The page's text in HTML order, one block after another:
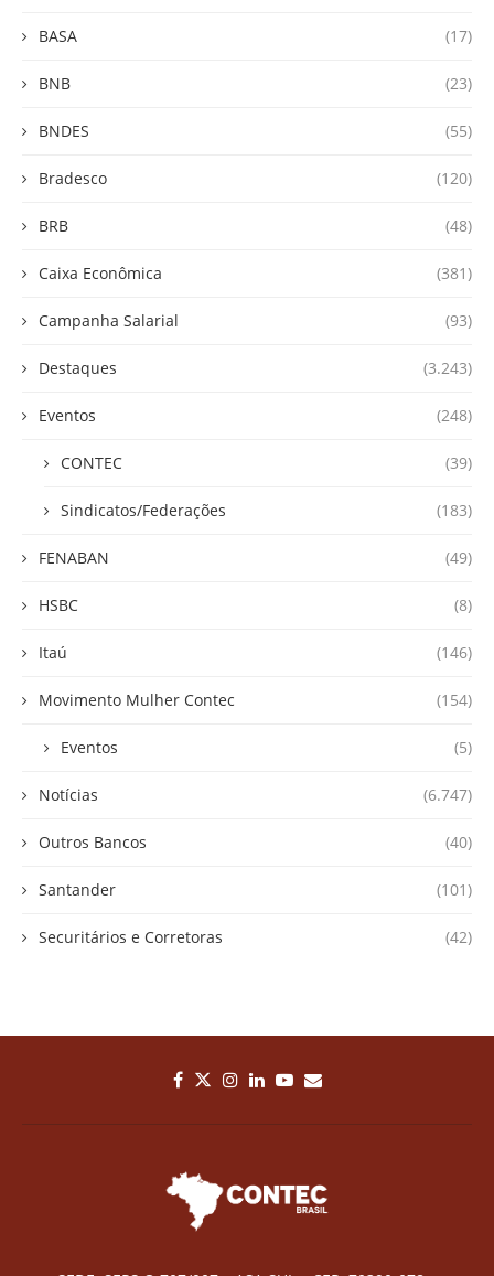
BASA (17)
BNB (23)
BNDES (55)
Bradesco (120)
BRB (48)
Caixa Econômica (381)
Campanha Salarial (93)
Destaques (3.243)
Eventos (248)
CONTEC (39)
Sindicatos/Federações (183)
FENABAN (49)
HSBC (8)
Itaú (146)
Movimento Mulher Contec (154)
Eventos (5)
Notícias (6.747)
Outros Bancos (40)
Santander (101)
Securitários e Corretoras (42)